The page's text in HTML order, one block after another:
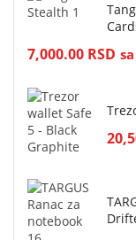
7,000.00 RSD